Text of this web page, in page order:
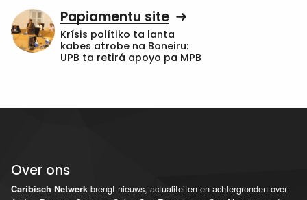
Papiamentu site
Krísis polítiko ta lanta
kabes atrobe na Boneiru:
UPB ta retirá apoyo pa MPB
Over ons
Caribisch Netwerk brengt nieuws, actualiteiten en achtergronden over